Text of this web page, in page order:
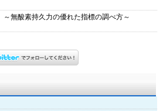
無酸素持久力の優れた指標の調べ方～